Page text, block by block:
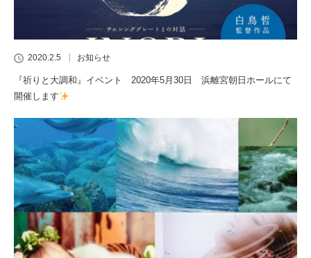
2020.2.5 お知らせ
『祈りと大調和』イベント 2020年5月30日 浜離宮朝日ホールにて
開催します